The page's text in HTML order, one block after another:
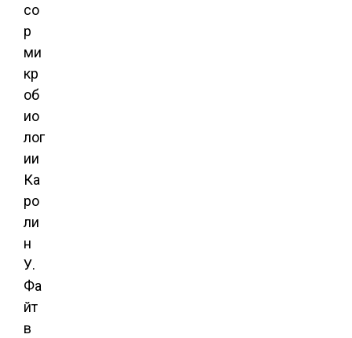
со
р
ми
кр
об
ио
лог
ии
Ка
ро
ли
н
У.
Фа
йт
в